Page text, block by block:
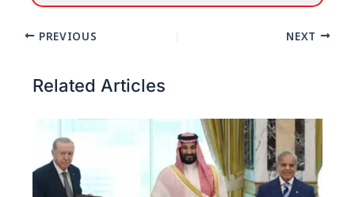
PREVIOUS NEXT
Related Articles